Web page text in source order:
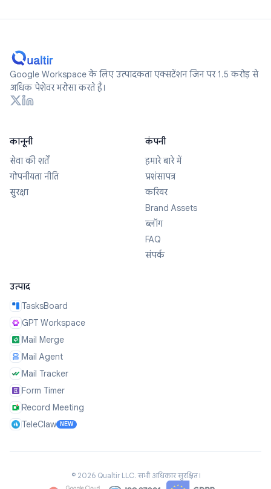
Google Workspace के लिए उत्पादकता एक्सटेंशन जिन पर 1.5 करोड़ से
अधिक पेशेवर भरोसा करते हैं।
कानूनी
सेवा की शर्तें
गोपनीयता नीति
सुरक्षा
कंपनी
हमारे बारे में
प्रशंसापत्र
करियर
Brand Assets
ब्लॉग
FAQ
संपर्क
उत्पाद
TasksBoard
GPT Workspace
Mail Merge
Mail Agent
Mail Tracker
Form Timer
Record Meeting
TeleClaw
NEW
© 2026Qualtir LLC.सभी अधिकार सुरक्षित।